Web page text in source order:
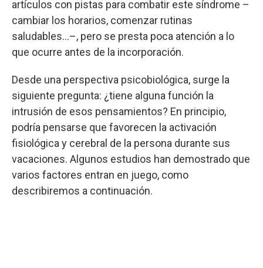
artículos con pistas para combatir este síndrome –
cambiar los horarios, comenzar rutinas
saludables…–, pero se presta poca atención a lo
que ocurre antes de la incorporación.
Desde una perspectiva psicobiológica, surge la
siguiente pregunta: ¿tiene alguna función la
intrusión de esos pensamientos? En principio,
podría pensarse que favorecen la activación
fisiológica y cerebral de la persona durante sus
vacaciones. Algunos estudios han demostrado que
varios factores entran en juego, como
describiremos a continuación.